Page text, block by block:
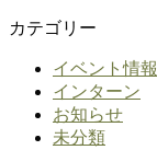
カテゴリー
イベント情報
インターン
お知らせ
未分類